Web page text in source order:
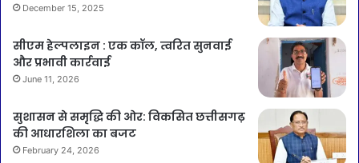
December 15, 2025
सीएम हेल्पलाइन : एक कॉल, त्वरित सुनवाई
और प्रभावी कार्रवाई
June 11, 2026
सुशासन से समृद्धि की ओर: विकसित छत्तीसगढ़
की आधारशिला का बजट
February 24, 2026